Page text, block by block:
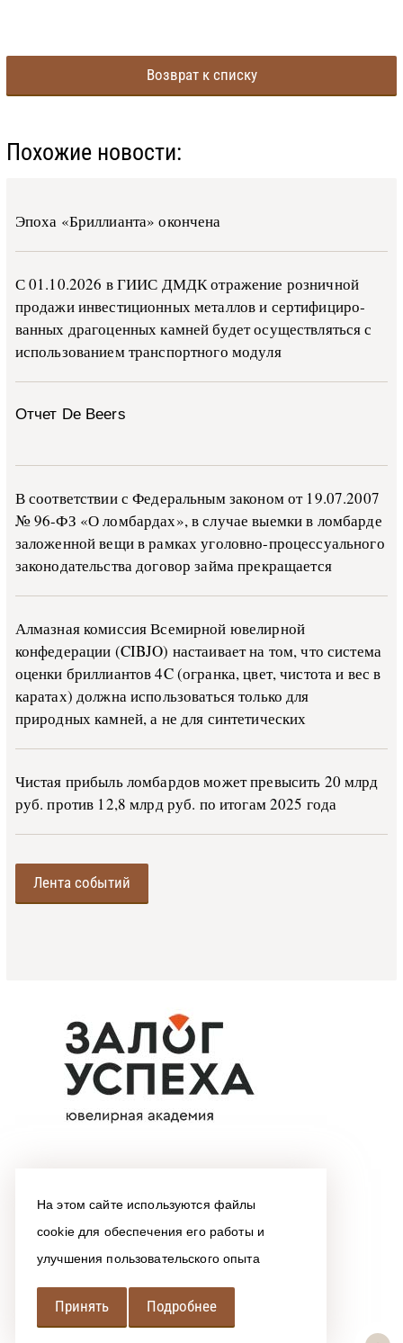
На этом сайте используются файлы
cookie для обеспечения его работы и
улучшения пользовательского опыта
Принять Подробнее
Возврат к списку
Похожие новости:
Эпоха «Бриллианта» окончена
С 01.10.2026 в ГИИС ДМДК от­ра­же­ние роз­ни­ч­ной
про­да­жи ин­ве­сти­ци­он­ных ме­тал­лов и сер­ти­фи­ци­ро­
ван­ных дра­го­цен­ных ка­м­ней бу­дет осу­ще­ств­лять­ся с
ис­поль­зо­ва­ни­ем тран­с­пор­т­но­го мо­ду­ля
Отчет De Beers
В со­о­т­вет­ствии с Фе­де­раль­ным за­ко­ном от 19.07.2007
№ 96-ФЗ «О ло­м­бар­дах», в слу­чае вы­е­м­ки в ло­м­бар­де
за­ло­жен­ной ве­щи в ра­м­ках уго­ло­в­но-­про­цес­су­аль­но­го
за­ко­но­да­тель­ства до­го­вор зай­ма пре­кра­ща­ет­ся
Алмазная комиссия Всемирной ювелирной
конфедерации (CIBJO) настаивает на том, что система
оценки бриллиантов 4C (огранка, цвет, чистота и вес в
каратах) должна использоваться только для
природных камней, а не для синтетических
Чистая прибыль ломбардов может превысить 20 млрд
руб. против 12,8 млрд руб. по итогам 2025 года
Лента событий